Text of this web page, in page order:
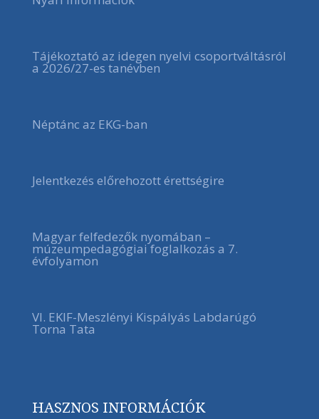
Tájékoztató az idegen nyelvi csoportváltásról
a 2026/27-es tanévben
Néptánc az EKG-ban
Jelentkezés előrehozott érettségire
Magyar felfedezők nyomában –
múzeumpedagógiai foglalkozás a 7.
évfolyamon
VI. EKIF-Meszlényi Kispályás Labdarúgó
Torna Tata
HASZNOS INFORMÁCIÓK